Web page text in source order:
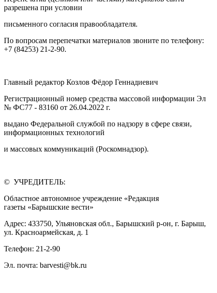
разрешена при условии
письменного согласия правообладателя.
По вопросам перепечатки материалов звоните по телефону:
+7 (84253) 21-2-90.
Главный редактор Козлов Фёдор Геннадиевич
Регистрационный номер средства массовой информации Эл
№ ФС77 - 83160 от 26.04.2022 г.
выдано Федеральной службой по надзору в сфере связи,
информационных технологий
и массовых коммуникаций (Роскомнадзор).
© УЧРЕДИТЕЛЬ:
Областное автономное учреждение «Редакция
газеты «Барышские вести»
Адрес: 433750, Ульяновская обл., Барышский р-он, г. Барыш,
ул. Красноармейская, д. 1
Телефон: 21-2-90
Эл. почта: barvesti@bk.ru